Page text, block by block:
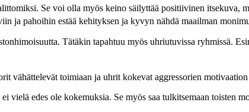
Se voi olla myös keino säilyttää positiivinen itsekuva,
ja pahoihin estää kehityksen ja kyvyn nähdä maailman
Tätäkin tapahtuu myös uhriutuvissa ryhmissä.
vähättelevät toimiaan ja uhrit kokevat aggressorien
edes ole kokemuksia. Se myös saa tulkitsemaan toisten